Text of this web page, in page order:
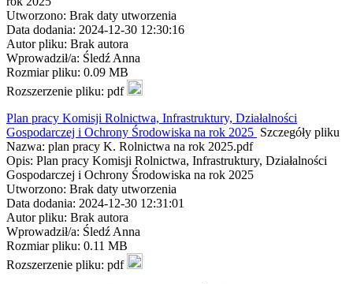
Utworzono: Brak daty utworzenia
Data dodania: 2024-12-30 12:30:16
Autor pliku: Brak autora
Wprowadził/a: Śledź Anna
Rozmiar pliku: 0.09 MB
Rozszerzenie pliku: pdf
Plan pracy Komisji Rolnictwa, Infrastruktury, Działalności
Gospodarczej i Ochrony Środowiska na rok 2025 Szczegóły pliku
Nazwa: plan pracy K. Rolnictwa na rok 2025.pdf
Opis: Plan pracy Komisji Rolnictwa, Infrastruktury, Działalności
Gospodarczej i Ochrony Środowiska na rok 2025
Utworzono: Brak daty utworzenia
Data dodania: 2024-12-30 12:31:01
Autor pliku: Brak autora
Wprowadził/a: Śledź Anna
Rozmiar pliku: 0.11 MB
Rozszerzenie pliku: pdf